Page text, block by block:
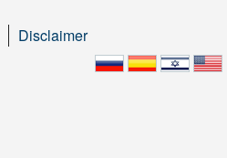
Disclaimer